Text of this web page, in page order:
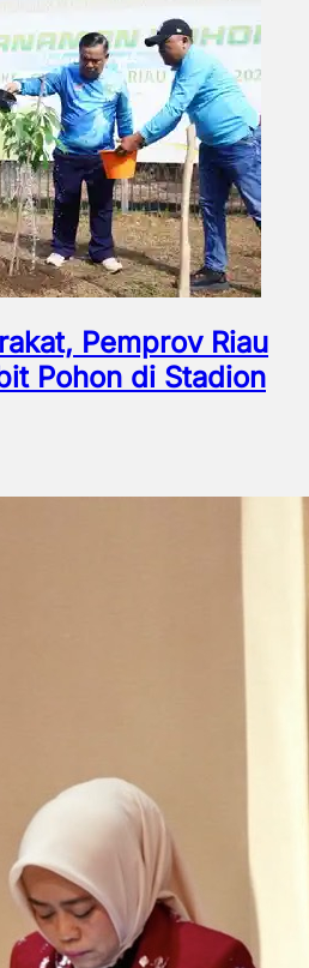
Pemprov Riau
Pohon di Stadion